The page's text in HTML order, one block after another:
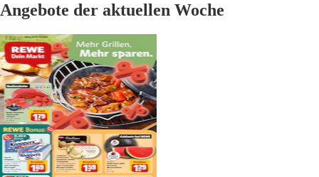
Angebote der aktuellen Woche